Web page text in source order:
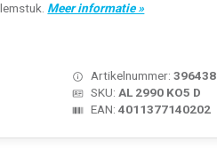
Meer informatie »
Artikelnummer:396438
SKU: AL 2990 KO5 D
EAN:4011377140202